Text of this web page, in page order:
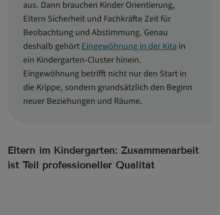
aus. Dann brauchen Kinder Orientierung,
Eltern Sicherheit und Fachkräfte Zeit für
Beobachtung und Abstimmung. Genau
deshalb gehörtEingewöhnung in der Kitain
ein Kindergarten-Cluster hinein.
Eingewöhnung betrifft nicht nur den Start in
die Krippe, sondern grundsätzlich den Beginn
neuer Beziehungen und Räume.
Eltern im Kindergarten: Zusammenarbeit
ist Teil professioneller Qualität